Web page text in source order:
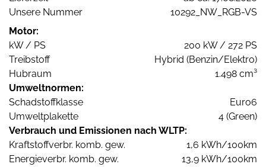
Unsere Nummer
10292_NW_RGB-VS
Motor:
kW / PS
200 kW / 272 PS
Treibstoff
Hybrid (Benzin/Elektro)
Hubraum
1.498 cm³
Umweltnormen:
Schadstoffklasse
Euro6
Umweltplakette
4 (Green)
Verbrauch und Emissionen nach WLTP:
Kraftstoffverbr. komb. gew.
1,6 kWh/100km
Energieverbr. komb. gew.
13,9 kWh/100km